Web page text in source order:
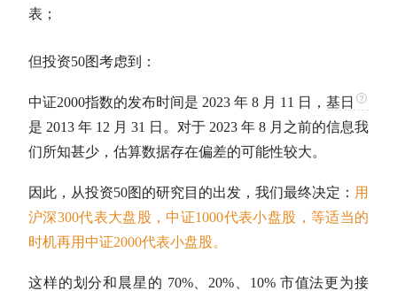
表；
但投资50图考虑到：
中证2000指数的发布时间是 2023 年 8 月 11 日， 基日
是 2013 年 12 月 31 日。对于 2023 年 8 月之前的信息我
们所知甚少，估算数据存在偏差的可能性较大。
因此，从投资50图的研究目的出发，我们最终决定： 用
沪深300代表大盘股 ，中证1000代表小盘股，等适当的
时机再用中证2000代表小盘股。
这样的划分和 晨星 的 70%、20%、10% 市值法更为接